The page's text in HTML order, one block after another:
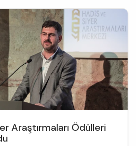
ve Siy...
Araştırmaları Ödülleri